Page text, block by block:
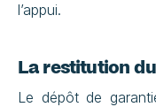
l’appui.
La restitution
Le dépôt de